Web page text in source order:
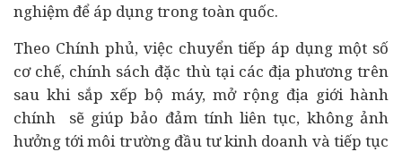
nghiệm để áp dụng trong toàn quốc.
Theo Chính phủ, việc chuyển tiếp áp dụng một số
cơ chế, chính sách đặc thù tại các địa phương trên
sau khi sắp xếp bộ máy, mở rộng địa giới hành
chính sẽ giúp bảo đảm tính liên tục, không ảnh
hưởng tới môi trường đầu tư kinh doanh và tiếp tục